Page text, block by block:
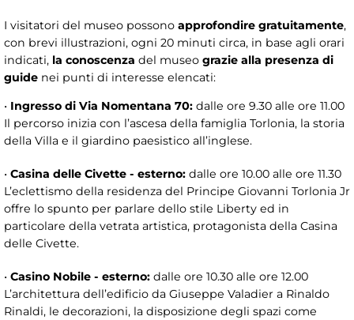
I visitatori del museo possono approfondire gratuitamente,
con brevi illustrazioni, ogni 20 minuti circa, in base agli orari
indicati, la conoscenza del museo grazie alla presenza di
guide nei punti di interesse elencati:
• Ingresso di Via Nomentana 70: dalle ore 9.30 alle ore 11.00
Il percorso inizia con l’ascesa della famiglia Torlonia, la storia
della Villa e il giardino paesistico all’inglese.
• Casina delle Civette - esterno: dalle ore 10.00 alle ore 11.30
L’eclettismo della residenza del Principe Giovanni Torlonia Jr
offre lo spunto per parlare dello stile Liberty ed in
particolare della vetrata artistica, protagonista della Casina
delle Civette.
• Casino Nobile - esterno: dalle ore 10.30 alle ore 12.00
L’architettura dell’edificio da Giuseppe Valadier a Rinaldo
Rinaldi, le decorazioni, la disposizione degli spazi come